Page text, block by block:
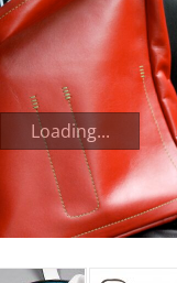
Loading...